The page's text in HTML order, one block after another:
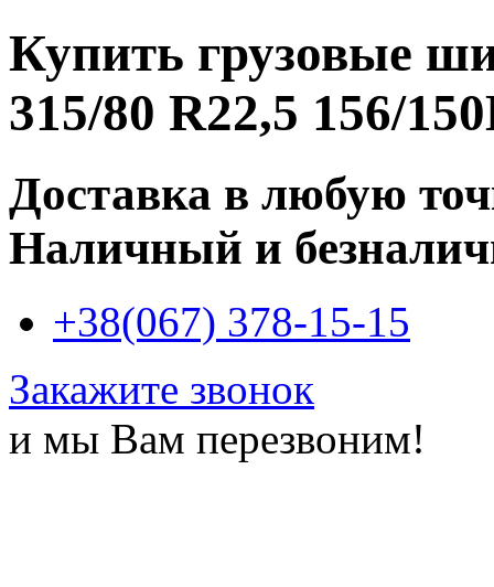
Купить грузовые
315/80 R22,5 156/
Доставка в любую
Наличный и
+38(067) 378-15-15
Закажите звонок
и мы Вам перезвоним!